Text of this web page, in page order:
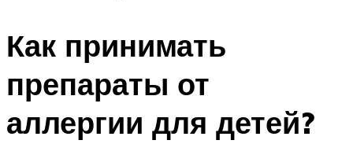
Как принимать
препараты от
аллергии для детей?